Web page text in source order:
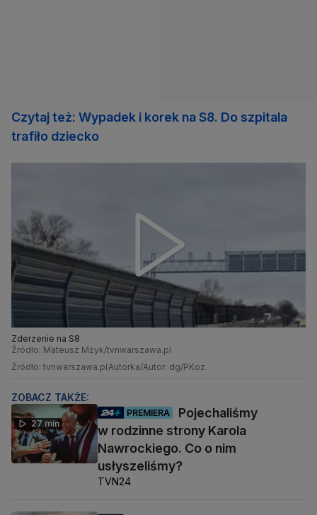
Czytaj też: Wypadek i korek na S8. Do szpitala
trafiło dziecko
Zderzenie na S8
Źródło: Mateusz Mżyk/tvnwarszawa.pl
Źródło: tvnwarszawa.plAutorka/Autor: dg/PKoz
ZOBACZ TAKŻE:
27 min
PREMIERA
Pojechaliśmy
w rodzinne strony Karola
Nawrockiego. Co o nim
usłyszeliśmy?
TVN24